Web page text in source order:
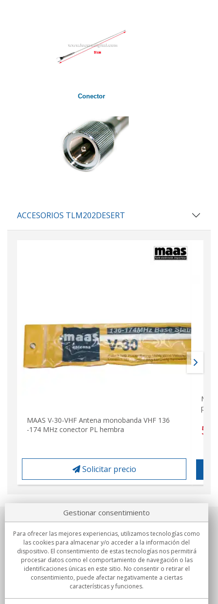
Conector
ACCESORIOS TLM202DESERT
MAAS V-30-VHF Antena monobanda VHF 136
-174 MHz conector PL hembra
Solicitar precio
Sobre nosotros
Compromisos
Compras
Gestionar consentimiento
Para ofrecer las mejores experiencias, utilizamos tecnologías como
las cookies para almacenar y/o acceder a la información del
dispositivo. El consentimiento de estas tecnologías nos permitirá
procesar datos como el comportamiento de navegación o las
identificaciones únicas en este sitio. No consentir o retirar el
consentimiento, puede afectar negativamente a ciertas
características y funciones.